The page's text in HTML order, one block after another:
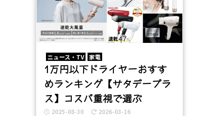
ニュース・TV 家電
1万円以下ドライヤーおすす
めランキング【サタデープラ
ス】コスパ重視で選ぶ
2025-08-30 2026-03-16